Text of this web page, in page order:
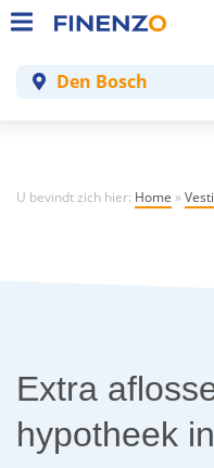
Den Bosch
U bevindt zich hier: Home »
Extra
hypotheek